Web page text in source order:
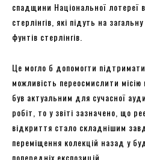
спадщини Національної лотереї
стерлінгів, які підуть на
фунтів стерлінгів.
Це могло б допомогти
можливість переосмислити
був актуальним для сучасної
робіт, то у звіті зазначено, що
відкриття стало складнішим
переміщення колекцій назад у
попередніх експозицій.